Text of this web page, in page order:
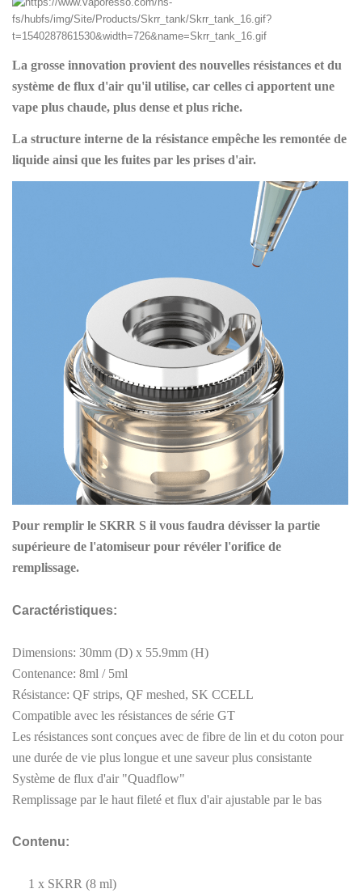
La grosse innovation provient des nouvelles résistances et du
système de flux d'air qu'il utilise, car celles ci apportent une
vape plus chaude, plus dense et plus riche.
La structure interne de la résistance empêche les remontée de
liquide ainsi que les fuites par les prises d'air.
Pour remplir le SKRR S il vous faudra dévisser la partie
supérieure de l'atomiseur pour révéler l'orifice de
remplissage.
Caractéristiques:
Dimensions: 30mm (D) x 55.9mm (H)
Contenance: 8ml / 5ml
Résistance: QF strips, QF meshed, SK CCELL
Compatible avec les résistances de série GT
Les résistances sont conçues avec de fibre de lin et du coton pour
une durée de vie plus longue et une saveur plus consistante
Système de flux d'air "Quadflow"
Remplissage par le haut fileté et flux d'air ajustable par le bas
Contenu:
1 x SKRR (8 ml)